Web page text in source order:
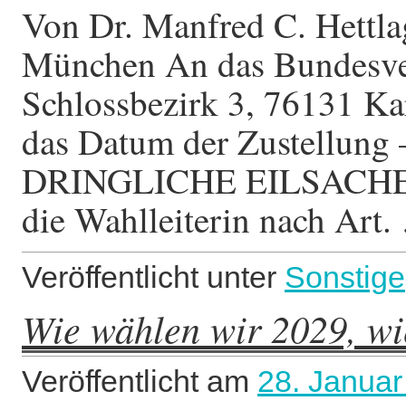
Von Dr. Manfred C.
München An das
Schlossbezirk 3, 76131
das Datum der
DRINGLICHE
die Wahlleiterin nach
Veröffentlicht unter Sonstige
Wie wählen wir 2029,
Veröffentlicht am 28.